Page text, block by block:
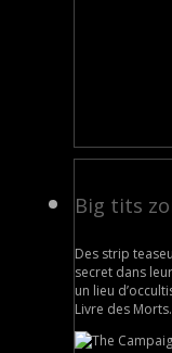
Big tits
Des strip
secret dans
un lieu
Livre des Morts.